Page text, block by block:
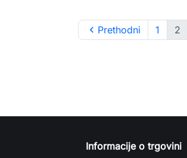
 Prethodni 1 2
Informacije o trgovini